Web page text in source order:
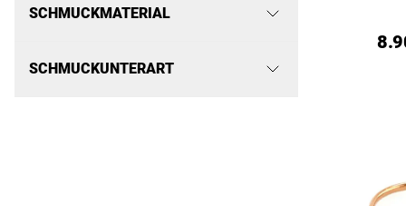
SCHMUCKMATERIAL
SCHMUCKUNTERART